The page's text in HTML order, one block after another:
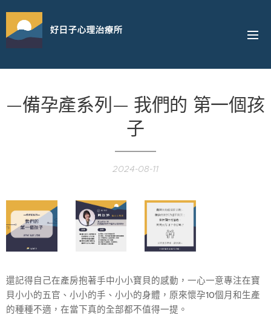
好日子心理治療所
—備孕產系列— 我們的 第一個孩
子
2024-08-11
還記得自己在產房抱著手中小小寶貝的感動，一心一意專注在寶
貝小小的五官、小小的手、小小的身體，原來懷孕10個月和生產
的種種不適，在當下真的全部都不值得一提。